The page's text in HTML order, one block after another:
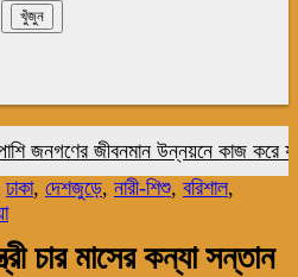
জনগণের জীবনমান উন্নয়নে কাজ করে যাচ্ছে
ঢাকা, দেশজুড়ে, নারী-শিশু, বরিশাল,
চার মাসের কন্যা সন্তান